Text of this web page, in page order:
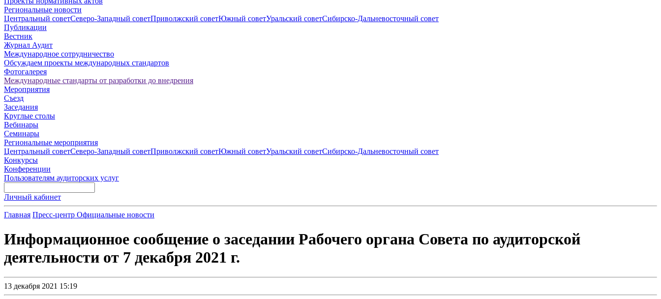
Региональные новости
Центральный советСеверо-Западный советПриволжский советЮжный советУральский советСибирско-Дальневосточный совет
Публикации
Вестник
Журнал Аудит
Международное сотрудничество
Обсуждаем проекты международных стандартов
Фотогалерея
Международные стандарты от разработки до внедрения
Мероприятия
Съезд
Заседания
Круглые столы
Вебинары
Семинары
Региональные мероприятия
Центральный советСеверо-Западный советПриволжский советЮжный советУральский советСибирско-Дальневосточный совет
Конкурсы
Конференции
Пользователям аудиторских услуг
Личный кабинет
Главная Пресс-центр Официальные новости
Информационное сообщение о заседании Рабочего органа Совета по аудиторской
деятельности от 7 декабря 2021 г.
13 декабря 2021 15:19